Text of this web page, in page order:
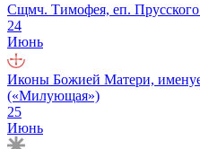
Сщмч. Тимофея, еп. Прусского
24
Июнь
Иконы Божией Матери,
(«Милующая»)
25
Июнь